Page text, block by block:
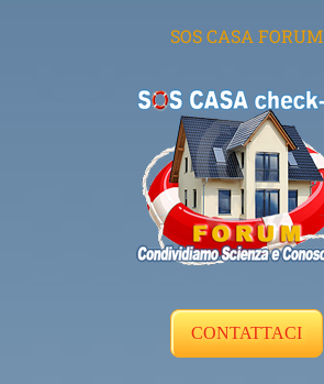
SOS CASA FORUM
CONTATTACI